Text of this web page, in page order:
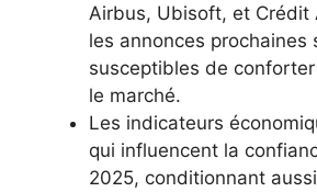
Airbus, Ubisoft, et Crédit
les annonces prochaines
susceptibles de conforter
le marché.
Les indicateurs
qui influencent la
2025, conditionnant